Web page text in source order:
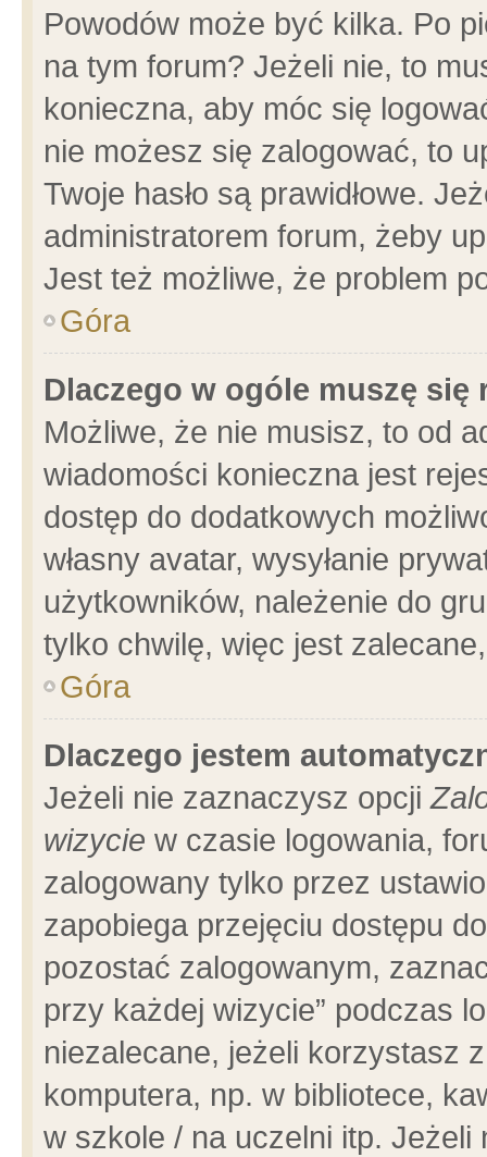
Powodów może być kilka. Po
na tym forum? Jeżeli nie, to
konieczna, aby móc się
nie możesz się zalogować, to
Twoje hasło są prawidłowe.
administratorem forum, żeby
Jest też możliwe, że problem
Góra
Dlaczego w ogóle muszę się
Możliwe, że nie musisz, to od
wiadomości konieczna jest
dostęp do dodatkowych
własny avatar, wysyłanie
użytkowników, należenie do
tylko chwilę, więc jest
Góra
Dlaczego jestem
Jeżeli nie zaznaczysz opcji
wizycie w czasie logowania,
zalogowany tylko przez
zapobiega przejęciu dostępu
pozostać zalogowanym,
przy każdej wizycie” podczas
niezalecane, jeżeli korzystasz
komputera, np. w bibliotece,
w szkole / na uczelni itp.